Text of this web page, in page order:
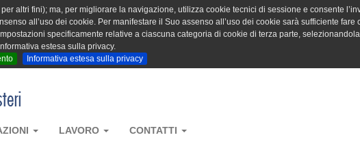
altri fini); ma, per migliorare la navigazione, utilizza cookie tecnici di sessione e consente
all’uso dei cookie. Per manifestare il Suo assenso all’uso dei cookie sarà sufficiente fare
specificamente relative a ciascuna categoria di cookie di terza parte,
Informativa estesa sulla privacy.
Informativa estesa sulla privacy
LAVORO CONTATTI